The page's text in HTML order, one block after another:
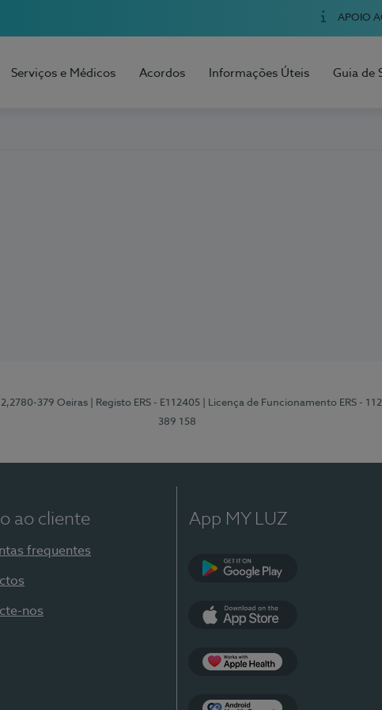
APOIO
Serviços e Médicos Acordos Informações Úteis Guia de
379 Oeiras | Registo ERS - E112405 | Licença de Funcionamento ERS -
389 158
ao cliente
frequentes
nos
App MY LUZ